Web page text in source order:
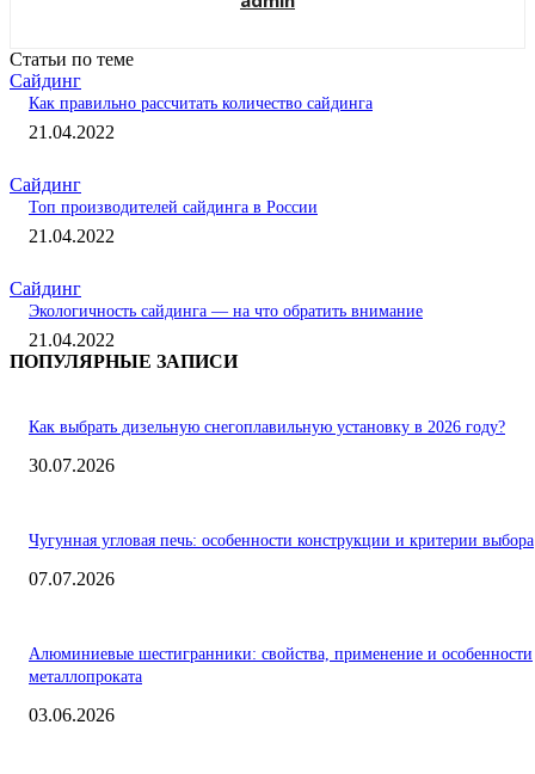
Статьи по теме
Сайдинг
Как правильно рассчитать количество сайдинга
21.04.2022
Сайдинг
Топ производителей сайдинга в России
21.04.2022
Сайдинг
Экологичность сайдинга — на что обратить внимание
21.04.2022
ПОПУЛЯРНЫЕ ЗАПИСИ
Как выбрать дизельную снегоплавильную установку в 2026 году?
30.07.2026
Чугунная угловая печь: особенности конструкции и критерии выбора
07.07.2026
Алюминиевые шестигранники: свойства, применение и особенности
металлопроката
03.06.2026